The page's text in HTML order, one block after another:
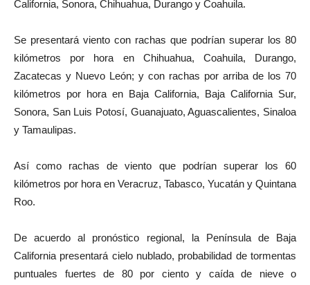
California, Sonora, Chihuahua, Durango y Coahuila.
Se presentará viento con rachas que podrían superar los 80
kilómetros por hora en Chihuahua, Coahuila, Durango,
Zacatecas y Nuevo León; y con rachas por arriba de los 70
kilómetros por hora en Baja California, Baja California Sur,
Sonora, San Luis Potosí, Guanajuato, Aguascalientes, Sinaloa
y Tamaulipas.
Así como rachas de viento que podrían superar los 60
kilómetros por hora en Veracruz, Tabasco, Yucatán y Quintana
Roo.
De acuerdo al pronóstico regional, la Península de Baja
California presentará cielo nublado, probabilidad de tormentas
puntuales fuertes de 80 por ciento y caída de nieve o